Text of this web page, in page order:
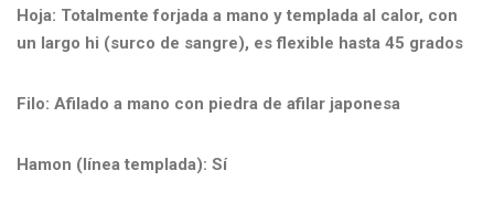
Hoja: Totalmente forjada a mano y templada al calor, con
un largo hi (surco de sangre), es flexible hasta 45 grados
Filo: Afilado a mano con piedra de afilar japonesa
Hamon (línea templada): Sí